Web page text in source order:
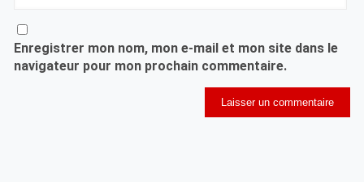
Enregistrer mon nom, mon e-mail et mon site dans le
navigateur pour mon prochain commentaire.